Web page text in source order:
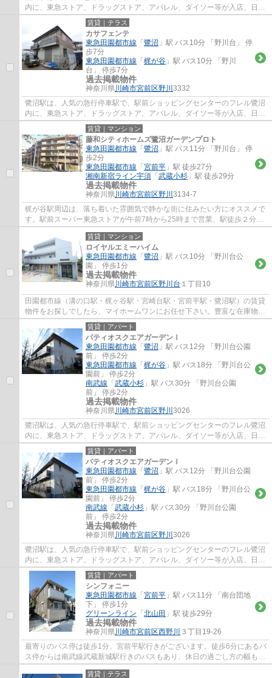
内に、東急ストア、ドラッグストア、アパレル、ダイソー等が入店、日常
のお買い物に便利で、周辺には、飲食店街...
賃貸｜テラス
カサフェンテ
東急田園都市線 「 鷺沼 」駅 バス10分 「野川台」 停
歩7分
東急田園都市線 「 梶が谷 」駅 バス10分 「野川
台」 停歩7分
過去掲載物件
神奈川県川崎市宮前区野川 3332
鷺沼駅は、人気の急行停車駅で、駅前ショッピングセンターのフレル鷺沼
内に、東急ストア、ドラッグストア、アパレル、ダイソー等が入店、日常
のお買い物に便利で、周辺には、飲食店街...
賃貸｜マンション
藤和シティホームズ鷺沼ガーデンプロト
東急田園都市線 「 鷺沼 」駅 バス11分 「野川台」 停
歩2分
東急田園都市線 「 宮前平 」駅 徒歩27分
湘南新宿ライン宇須 「 武蔵小杉 」駅 徒歩29分
過去掲載物件
神奈川県川崎市宮前区野川 3134-7
梶が谷駅周辺は、落ち着いた雰囲気で静かな街に住みたい方にオススメで
す。駅前スーパー東急ストアが午前7時から25時まで営業、駅徒歩２分の
高津郵便局は、高津区の本局で不在時の荷物...
賃貸｜マンション
ロイヤルエミーハイム
東急田園都市線 「 鷺沼 」駅 バス10分 「野川台公
園」 停歩1分
過去掲載物件
神奈川県川崎市宮前区野川台 １丁目10
田園都市線（溝の口駅・梶ヶ谷駅・宮崎台駅・宮前平駅・鷺沼駅）の賃貸
物件をお探しでしたら、マイホームワンにお任せ下さい。豊富な在庫物件
から、お客様のご要望に合うお部屋をご提...
賃貸｜アパート
パティオスクエアガーデンⅠ
東急田園都市線 「 鷺沼 」駅 バス12分 「野川台公園
前」 停歩2分
東急田園都市線 「 梶が谷 」駅 バス18分 「野川台公
園前」 停歩2分
南武線 「 武蔵小杉 」駅 バス30分 「野川台公園
前」 停歩2分
過去掲載物件
神奈川県川崎市宮前区野川 3026
鷺沼駅は、人気の急行停車駅で、駅前ショッピングセンターのフレル鷺沼
内に、東急ストア、ドラッグストア、アパレル、ダイソー等が入店、日常
のお買い物に便利で、周辺には、飲食店街...
賃貸｜アパート
パティオスクエアガーデンⅠ
東急田園都市線 「 鷺沼 」駅 バス12分 「野川台公園
前」 停歩2分
東急田園都市線 「 梶が谷 」駅 バス18分 「野川台公
園前」 停歩2分
南武線 「 武蔵小杉 」駅 バス30分 「野川台公園
前」 停歩2分
過去掲載物件
神奈川県川崎市宮前区野川 3026
鷺沼駅は、人気の急行停車駅で、駅前ショッピングセンターのフレル鷺沼
内に、東急ストア、ドラッグストア、アパレル、ダイソー等が入店、日常
のお買い物に便利で、周辺には、飲食店街...
賃貸｜アパート
シンフォニー
東急田園都市線 「 宮前平 」駅 バス11分 「南台団地
下」 停歩1分
グリーンライン 「 北山田 」駅 徒歩29分
過去掲載物件
神奈川県川崎市宮前区西野川 ３丁目19-26
最寄りのバス停は徒歩1分、宮前平駅行きがございます。徒歩6分にあるバ
ス停からは南武線武蔵新城駅行きのバスもあり、休日の過ごし方の幅も広
がります。田園都市線（溝の口駅・梶ヶ谷...
賃貸｜テラス